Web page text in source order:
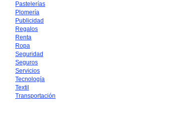
Pastelerías
Plomería
Publicidad
Regalos
Renta
Ropa
Seguridad
Seguros
Servicios
Tecnología
Textil
Transportación